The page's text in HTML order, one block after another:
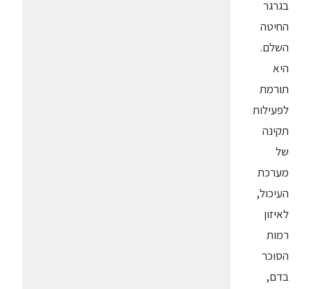
בגרגר
החיטה
השלם.
היא
תורמת
לפעילות
תקינה
של
מערכת
העיכול,
לאיזון
רמות
הסוכר
בדם,